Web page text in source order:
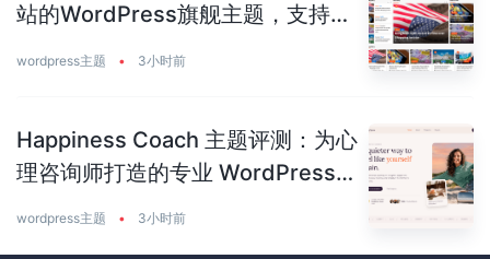
站的WordPress旗舰主题，支持
wordpress主题 • 3小时前
Happiness Coach 主题评测：为心
理咨询师打造的专业 WordPress
wordpress主题 • 3小时前